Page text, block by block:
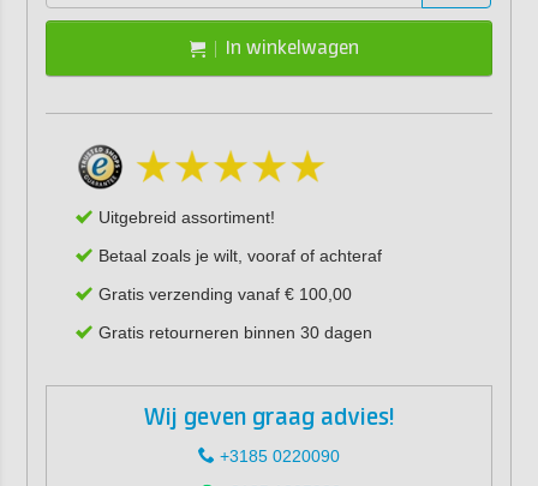
In winkelwagen
Uitgebreid assortiment!
Betaal zoals je wilt, vooraf of achteraf
Gratis verzending vanaf € 100,00
Gratis retourneren binnen 30 dagen
Wij geven graag advies!
+3185 0220090